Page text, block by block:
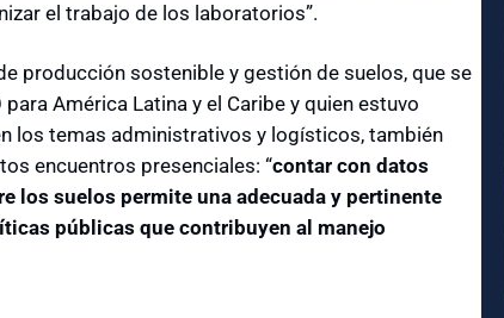
el trabajo de los laboratorios”.
producción sostenible y gestión de suelos, que se
América Latina y el Caribe y quien estuvo
los temas administrativos y logísticos, también
encuentros presenciales: “contar con datos
los suelos permite una adecuada y pertinente
públicas que contribuyen al manejo